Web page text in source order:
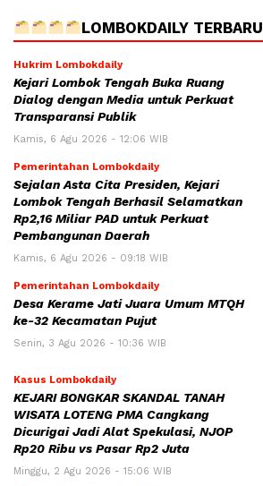
LOMBOKDAILY TERBARU
Hukrim Lombokdaily
Kejari Lombok Tengah Buka Ruang
Dialog dengan Media untuk Perkuat
Transparansi Publik
Kamis, 6 Agu 2026 - 12:06 WIB
Pemerintahan Lombokdaily
Sejalan Asta Cita Presiden, Kejari
Lombok Tengah Berhasil Selamatkan
Rp2,16 Miliar PAD untuk Perkuat
Pembangunan Daerah
Kamis, 6 Agu 2026 - 09:18 WIB
Pemerintahan Lombokdaily
Desa Kerame Jati Juara Umum MTQH
ke-32 Kecamatan Pujut
Senin, 3 Agu 2026 - 10:36 WIB
Kasus Lombokdaily
KEJARI BONGKAR SKANDAL TANAH
WISATA LOTENG PMA Cangkang
Dicurigai Jadi Alat Spekulasi, NJOP
Rp20 Ribu vs Pasar Rp2 Juta
Minggu, 2 Agu 2026 - 15:06 WIB